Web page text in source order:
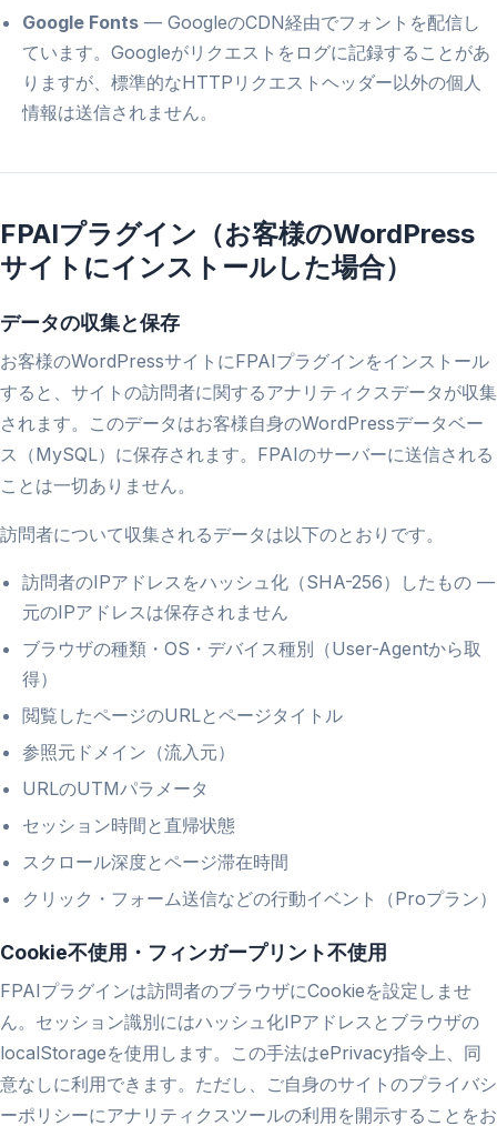
Google Fonts — GoogleのCDN経由でフォントを配信し
ています。Googleがリクエストをログに記録することがあ
りますが、標準的なHTTPリクエストヘッダー以外の個人
情報は送信されません。
FPAIプラグイン（お客様のWordPress
サイトにインストールした場合）
データの収集と保存
お客様のWordPressサイトにFPAIプラグインをインストール
すると、サイトの訪問者に関するアナリティクスデータが収集
されます。このデータはお客様自身のWordPressデータベー
ス（MySQL）に保存されます。FPAIのサーバーに送信される
ことは一切ありません。
訪問者について収集されるデータは以下のとおりです。
訪問者のIPアドレスをハッシュ化（SHA-256）したもの —
元のIPアドレスは保存されません
ブラウザの種類・OS・デバイス種別（User-Agentから取
得）
閲覧したページのURLとページタイトル
参照元ドメイン（流入元）
URLのUTMパラメータ
セッション時間と直帰状態
スクロール深度とページ滞在時間
クリック・フォーム送信などの行動イベント（Proプラン）
Cookie不使用・フィンガープリント不使用
FPAIプラグインは訪問者のブラウザにCookieを設定しませ
ん。セッション識別にはハッシュ化IPアドレスとブラウザの
localStorageを使用します。この手法はePrivacy指令上、同
意なしに利用できます。ただし、ご自身のサイトのプライバシ
ーポリシーにアナリティクスツールの利用を開示することをお